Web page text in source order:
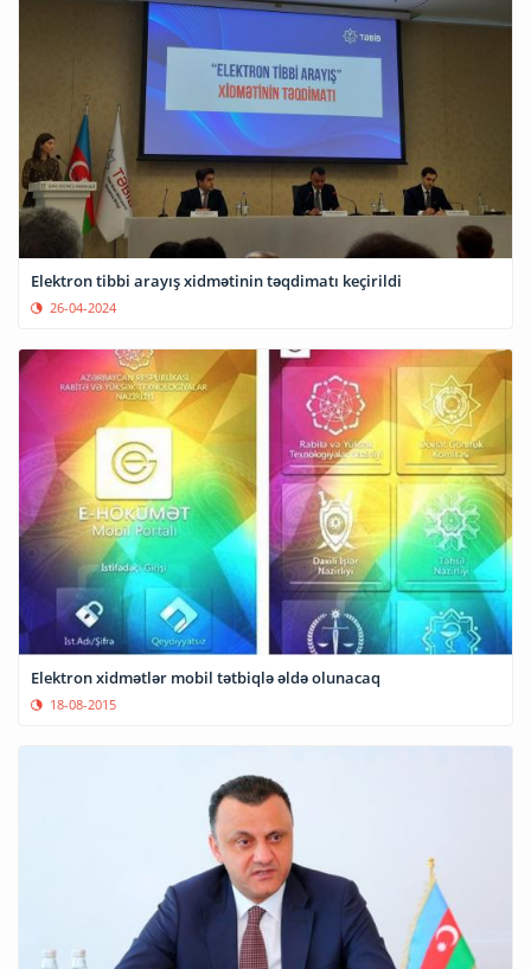
Elektron tibbi arayış xidmətinin təqdimatı keçirildi
26-04-2024
Elektron xidmətlər mobil tətbiqlə əldə olunacaq
18-08-2015